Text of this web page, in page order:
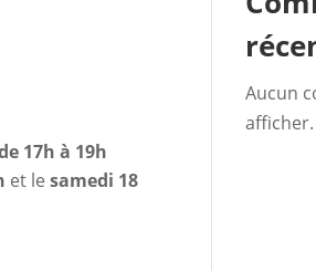
17h à 19h
et le samedi 18
Aucun
afficher.